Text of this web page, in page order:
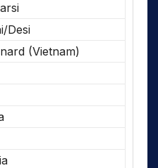
Desi
(Vietnam)